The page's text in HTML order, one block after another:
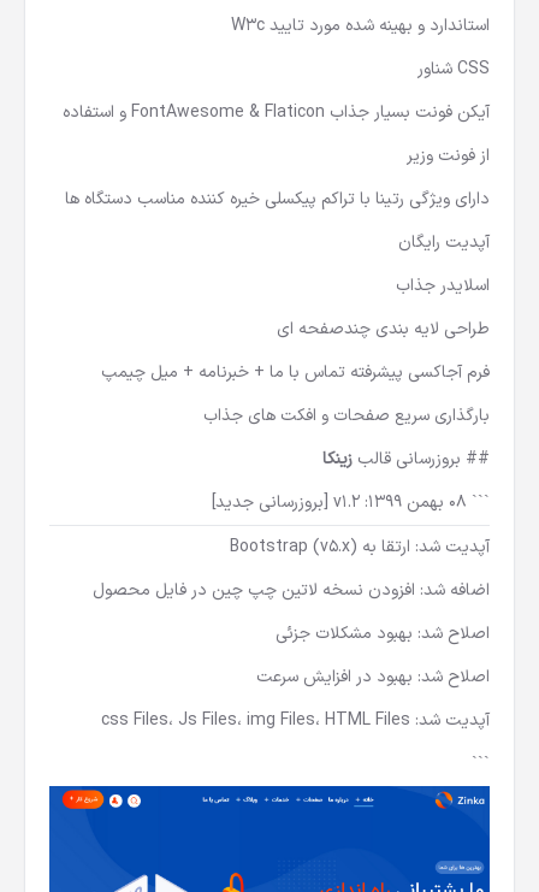
استاندارد و بهینه شده مورد تایید W3c
CSS شناور
آیکن فونت بسیار جذاب FontAwesome & Flaticon و استفاده
از فونت وزیر
دارای ویژگی رتینا با تراکم پیکسلی خیره کننده مناسب دستگاه ها
آپدیت رایگان
اسلایدر جذاب
طراحی لایه بندی چندصفحه ای
فرم آجاکسی پیشرفته تماس با ما + خبرنامه + میل چیمپ
بارگذاری سریع صفحات و افکت های جذاب
## بروزرسانی قالب زینکا
``` 08 بهمن 1399: v1.2 [بروزرسانی جدید]
آپدیت شد: ارتقا به Bootstrap (v5.x)
اضافه شد: افزودن نسخه لاتین چپ چین در فایل محصول
اصلاح شد: بهبود مشکلات جزئی
اصلاح شد: بهبود در افزایش سرعت
آپدیت شد: css Files، Js Files، img Files، HTML Files
```